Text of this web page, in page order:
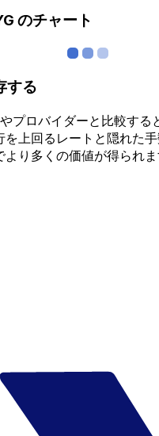
のチャート
する
プロバイダーと比較する
を上回るレートと隠れた手
り多くの価値が得られま